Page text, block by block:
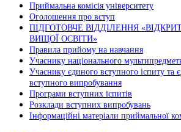
Приймальна комісія університету
Оголошення про вступ
ПІДГОТОВЧЕ ВІДДІЛЕННЯ
ВИЩОЇ ОСВІТИ»
Правила прийому на навчання
Учаснику національного
Учаснику єдиного вступного іспиту та
вступного випробування
Програми вступних іспитів
Розклади вступних випробувань
Інформаційні матеріали приймальної